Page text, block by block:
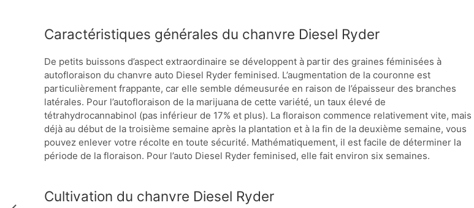
Caractéristiques générales du chanvre Diesel Ryder
De petits buissons d’aspect extraordinaire se développent à partir des graines féminisées à
autofloraison du chanvre auto Diesel Ryder feminised. L’augmentation de la couronne est
particulièrement frappante, car elle semble démeusurée en raison de l’épaisseur des branches
latérales. Pour l’autofloraison de la marijuana de cette variété, un taux élevé de
tétrahydrocannabinol (pas inférieur de 17% et plus). La floraison commence relativement vite, mais
déjà au début de la troisième semaine après la plantation et à la fin de la deuxième semaine, vous
pouvez enlever votre récolte en toute sécurité. Mathématiquement, il est facile de déterminer la
période de la floraison. Pour l’auto Diesel Ryder feminised, elle fait environ six semaines.
Cultivation du chanvre Diesel Ryder